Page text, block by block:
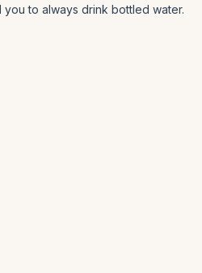
to always drink bottled water.